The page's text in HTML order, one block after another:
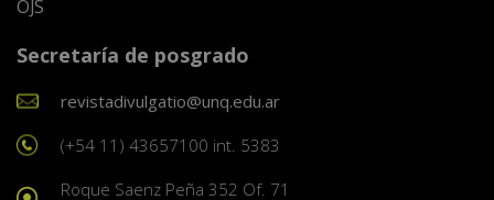
OJS
Secretaría de posgrado
revistadivulgatio@unq.edu.ar
(+54 11) 43657100 int. 5383
Roque Saenz Peña 352 Of. 71